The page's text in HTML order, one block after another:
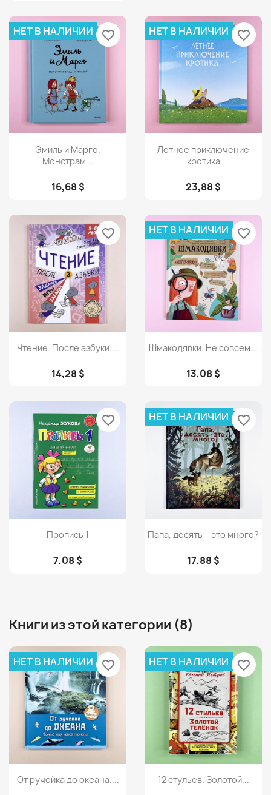
Просмотр
Эмиль и Марго.
Монстрам...
16,68 $
НЕТ В НАЛИЧИИ favorite_border
Просмотр
Летнее приключение
кротика
23,88 $
НЕТ В НАЛИЧИИ favorite_border
 Просмотр
Чтение. После азбуки....
14,28 $
favorite_border
Просмотр
Шмакодявки. Не совсем...
13,08 $
НЕТ В НАЛИЧИИ favorite_border
Просмотр
Пропись 1
7,08 $
favorite_border
Просмотр
Папа, десять – это много?
17,88 $
НЕТ В НАЛИЧИИ favorite_border
Книги из этой категории (8)
Просмотр
От ручейка до океана....
НЕТ В НАЛИЧИИ favorite_border
Просмотр
12 стульев. Золотой...
НЕТ В НАЛИЧИИ favorite_border